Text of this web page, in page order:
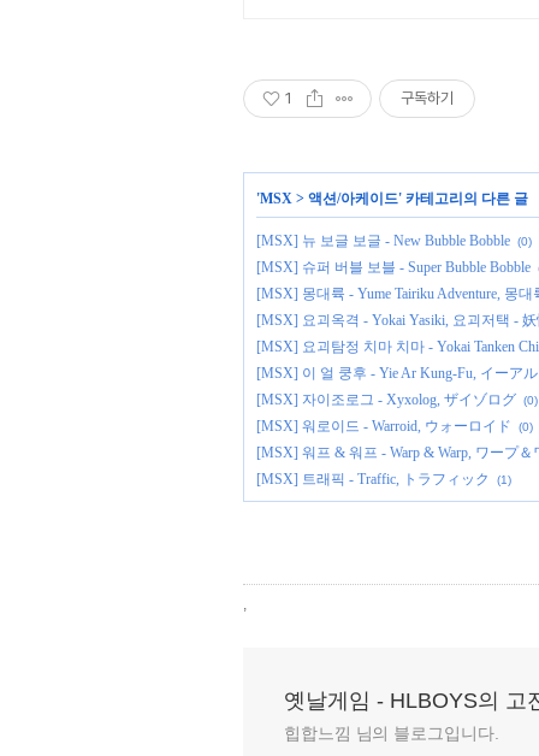
1 구독하기
'MSX > 액션/아케이드' 카테고리의 다른 글
[MSX] 뉴 보글 보글 - New Bubble Bobble (0)
[MSX] 슈퍼 버블 보블 - Super Bubble Bobble
[MSX] 몽대륙 - Yume Tairiku Adventure, 몽
[MSX] 요괴옥격 - Yokai Yasiki, 요괴저택 - 妖
[MSX] 요괴탐정 치마 치마 - Yokai Tanken
[MSX] 이 얼 쿵후 - Yie Ar Kung-Fu, イーア
[MSX] 자이조로그 - Xyxolog, ザイゾログ (0)
[MSX] 워로이드 - Warroid, ウォーロイド (0)
[MSX] 워프 & 워프 - Warp & Warp, ワープ＆
[MSX] 트래픽 - Traffic, トラフィック
(1)
,
옛날게임 - HLBOYS의 고
힙합느낌 님의 블로그입니다.